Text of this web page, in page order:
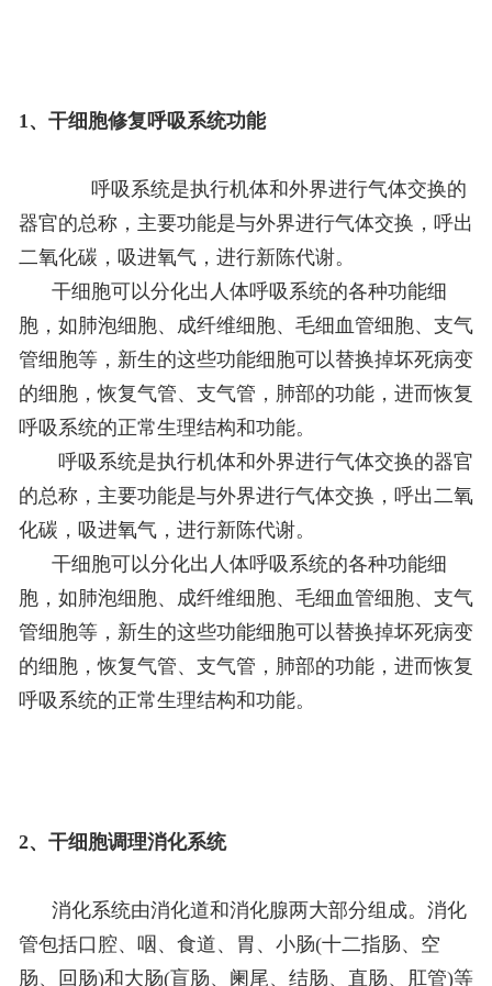
1、干细胞修复呼吸系统功能
呼吸系统是执行机体和外界进行气体交换的
器官的总称，主要功能是与外界进行气体交换，呼出
二氧化碳，吸进氧气，进行新陈代谢。
干细胞可以分化出人体呼吸系统的各种功能细
胞，如肺泡细胞、成纤维细胞、毛细血管细胞、支气
管细胞等，新生的这些功能细胞可以替换掉坏死病变
的细胞，恢复气管、支气管，肺部的功能，进而恢复
呼吸系统的正常生理结构和功能。
呼吸系统是执行机体和外界进行气体交换的器官
的总称，主要功能是与外界进行气体交换，呼出二氧
化碳，吸进氧气，进行新陈代谢。
干细胞可以分化出人体呼吸系统的各种功能细
胞，如肺泡细胞、成纤维细胞、毛细血管细胞、支气
管细胞等，新生的这些功能细胞可以替换掉坏死病变
的细胞，恢复气管、支气管，肺部的功能，进而恢复
呼吸系统的正常生理结构和功能。
2、干细胞调理消化系统
消化系统由消化道和消化腺两大部分组成。消化
管包括口腔、咽、食道、胃、小肠(十二指肠、空
肠、回肠)和大肠(盲肠、阑尾、结肠、直肠、肛管)等